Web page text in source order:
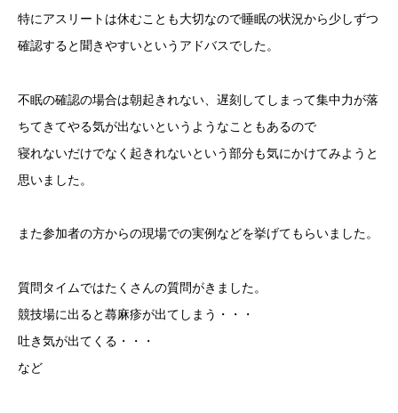
特にアスリートは休むことも大切なので睡眠の状況から少しずつ
確認すると聞きやすいというアドバスでした。
不眠の確認の場合は朝起きれない、遅刻してしまって集中力が落
ちてきてやる気が出ないというようなこともあるので
寝れないだけでなく起きれないという部分も気にかけてみようと
思いました。
また参加者の方からの現場での実例などを挙げてもらいました。
質問タイムではたくさんの質問がきました。
競技場に出ると蕁麻疹が出てしまう・・・
吐き気が出てくる・・・
など